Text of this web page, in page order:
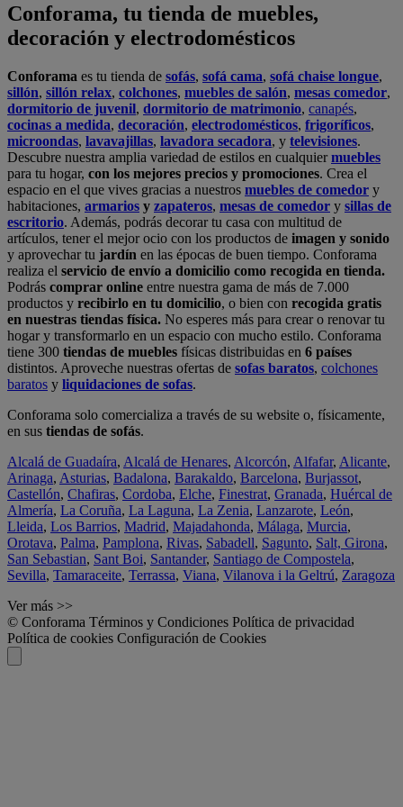
Conforama, tu tienda de muebles,
decoración y electrodomésticos
Conforama es tu tienda de sofás, sofá cama, sofá chaise longue,
sillón, sillón relax, colchones, muebles de salón, mesas comedor,
dormitorio de juvenil, dormitorio de matrimonio, canapés,
cocinas a medida, decoración, electrodomésticos, frigoríficos,
microondas, lavavajillas, lavadora secadora, y televisiones.
Descubre nuestra amplia variedad de estilos en cualquiermuebles
para tu hogar, con los mejores precios y promociones. Crea el
espacio en el que vives gracias a nuestros muebles de comedor y
habitaciones, armarios y zapateros, mesas de comedor y sillas de
escritorio. Además, podrás decorar tu casa con multitud de
artículos, tener el mejor ocio con los productos de imagen y sonido
y aprovechar tu jardín en las épocas de buen tiempo. Conforama
realiza el servicio de envío a domicilio como recogida en tienda.
Podrás comprar online entre nuestra gama de más de 7.000
productos y recibirlo en tu domicilio, o bien con recogida gratis
en nuestras tiendas física. No esperes más para crear o renovar tu
hogar y transformarlo en un espacio con mucho estilo. Conforama
tiene 300 tiendas de muebles físicas distribuidas en 6 países
distintos. Aproveche nuestras ofertas de sofas baratos, colchones
baratos y liquidaciones de sofas.
Conforama solo comercializa a través de su website o, físicamente,
en sus tiendas de sofás.
Alcalá de Guadaíra, Alcalá de Henares, Alcorcón, Alfafar, Alicante,
Arinaga, Asturias, Badalona, Barakaldo, Barcelona, Burjassot,
Castellón, Chafiras, Cordoba, Elche, Finestrat, Granada, Huércal de
Almería, La Coruña, La Laguna, La Zenia, Lanzarote, León,
Lleida, Los Barrios, Madrid, Majadahonda, Málaga, Murcia,
Orotava, Palma, Pamplona, Rivas, Sabadell, Sagunto, Salt, Girona,
San Sebastian, Sant Boi, Santander, Santiago de Compostela,
Sevilla, Tamaraceite, Terrassa, Viana, Vilanova i la Geltrú, Zaragoza
Ver más >>
© Conforama Términos y Condiciones Política de privacidad
Política de cookies Configuración de Cookies